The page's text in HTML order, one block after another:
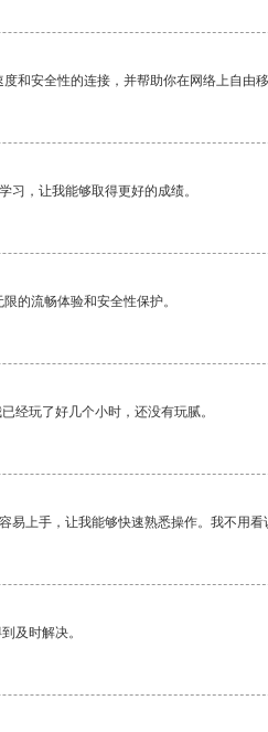
和安全性的连接，并帮助你在网络上自由移
习，让我能够取得更好的成绩。
的流畅体验和安全性保护。
经玩了好几个小时，还没有玩腻。
易上手，让我能够快速熟悉操作。我不用看
及时解决。